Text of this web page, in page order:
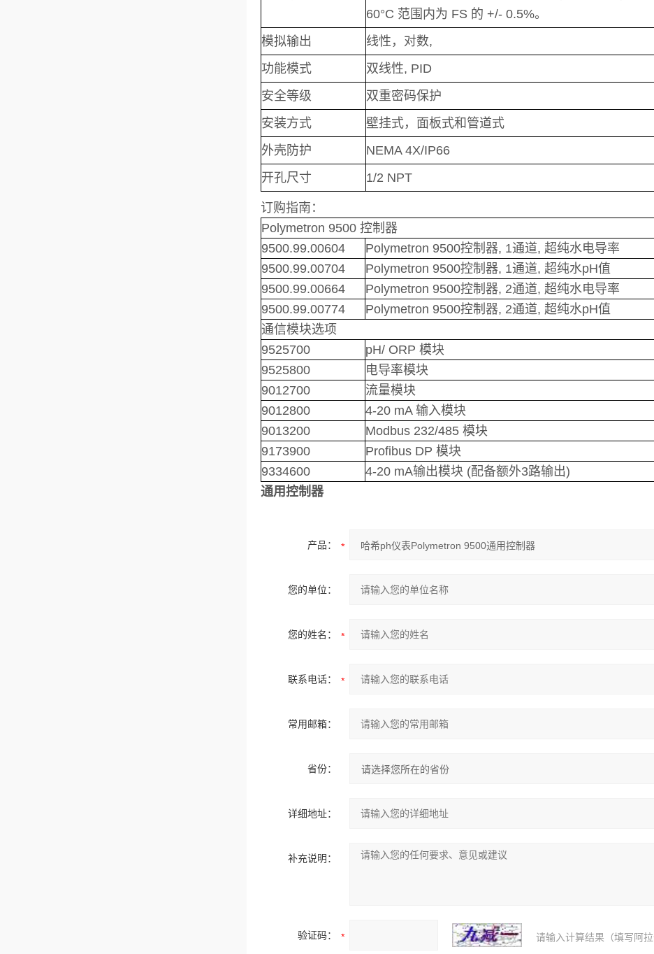
60°C 范围内为 FS 的 +/- 0.5%。
模拟输出
线性，对数,
功能模式
双线性, PID
安全等级
双重密码保护
安装方式
壁挂式，面板式和管道式
外壳防护
NEMA 4X/IP66
开孔尺寸
1/2 NPT
订购指南：
Polymetron 9500 控制器
9500.99.00604
Polymetron 9500控制器, 1通道, 超纯水电导率
9500.99.00704
Polymetron 9500控制器, 1通道, 超纯水pH值
9500.99.00664
Polymetron 9500控制器, 2通道, 超纯水电导率
9500.99.00774
Polymetron 9500控制器, 2通道, 超纯水pH值
通信模块选项
9525700
pH/ ORP 模块
9525800
电导率模块
9012700
流量模块
9012800
4-20 mA 输入模块
9013200
Modbus 232/485 模块
9173900
Profibus DP 模块
9334600
4-20 mA输出模块 (配备额外3路输出)
通用控制器
产品：
您的单位：
您的姓名：
联系电话：
常用邮箱：
省份：
详细地址：
补充说明：
验证码： 请输入计算结果（填写阿